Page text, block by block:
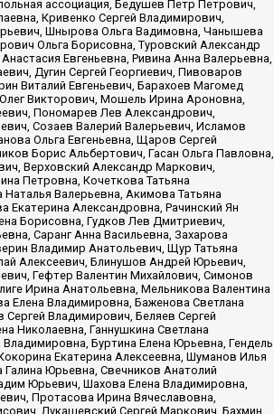
ассоциация, Бедушев Петр Петрович,
Кривенко Сергей Владимирович,
Шнырова Ольга Вадимовна, Чанышева
Ольга Борисовна, Туровский Александр
Евгеньевна, Ривина Анна Валерьевна,
Дугин Сергей Георгиевич, Пивоваров
Виталий Евгеньевич, Барахоев Магомед
Викторович, Мошель Ирина Ароновна,
Пономарев Лев Александрович,
Созаев Валерий Валерьевич, Исламов
Ольга Евгеньевна, Щаров Сергей
Борис Альбертович, Гасан Ольга Павловна,
Верховский Александр Маркович,
Петровна, Кочеткова Татьяна
Валерьевна, Акимова Татьяна
Екатерина Александровна, Рачинский Ян
Борисовна, Гудков Лев Дмитриевич,
Саранг Анна Васильевна, Захарова
Владимир Анатольевич, Щур Татьяна
Алексеевич, Блинушов Андрей Юрьевич,
Гефтер Валентин Михайлович, Симонов
Ирина Анатольевна, Мельникова Валентина
Елена Владимировна, Баженова Светлана
Владимирович, Беляев Сергей
Николаевна, Ганнушкина Светлана
Владимировна, Буртина Елена Юрьевна, Гендель
Екатерина Алексеевна, Шуманов Илья
Юрьевна, Свечников Анатолий
Юрьевич, Шахова Елена Владимировна,
Протасова Ирина Вячеславовна,
Лукашевский Сергей Маркович, Бахмин